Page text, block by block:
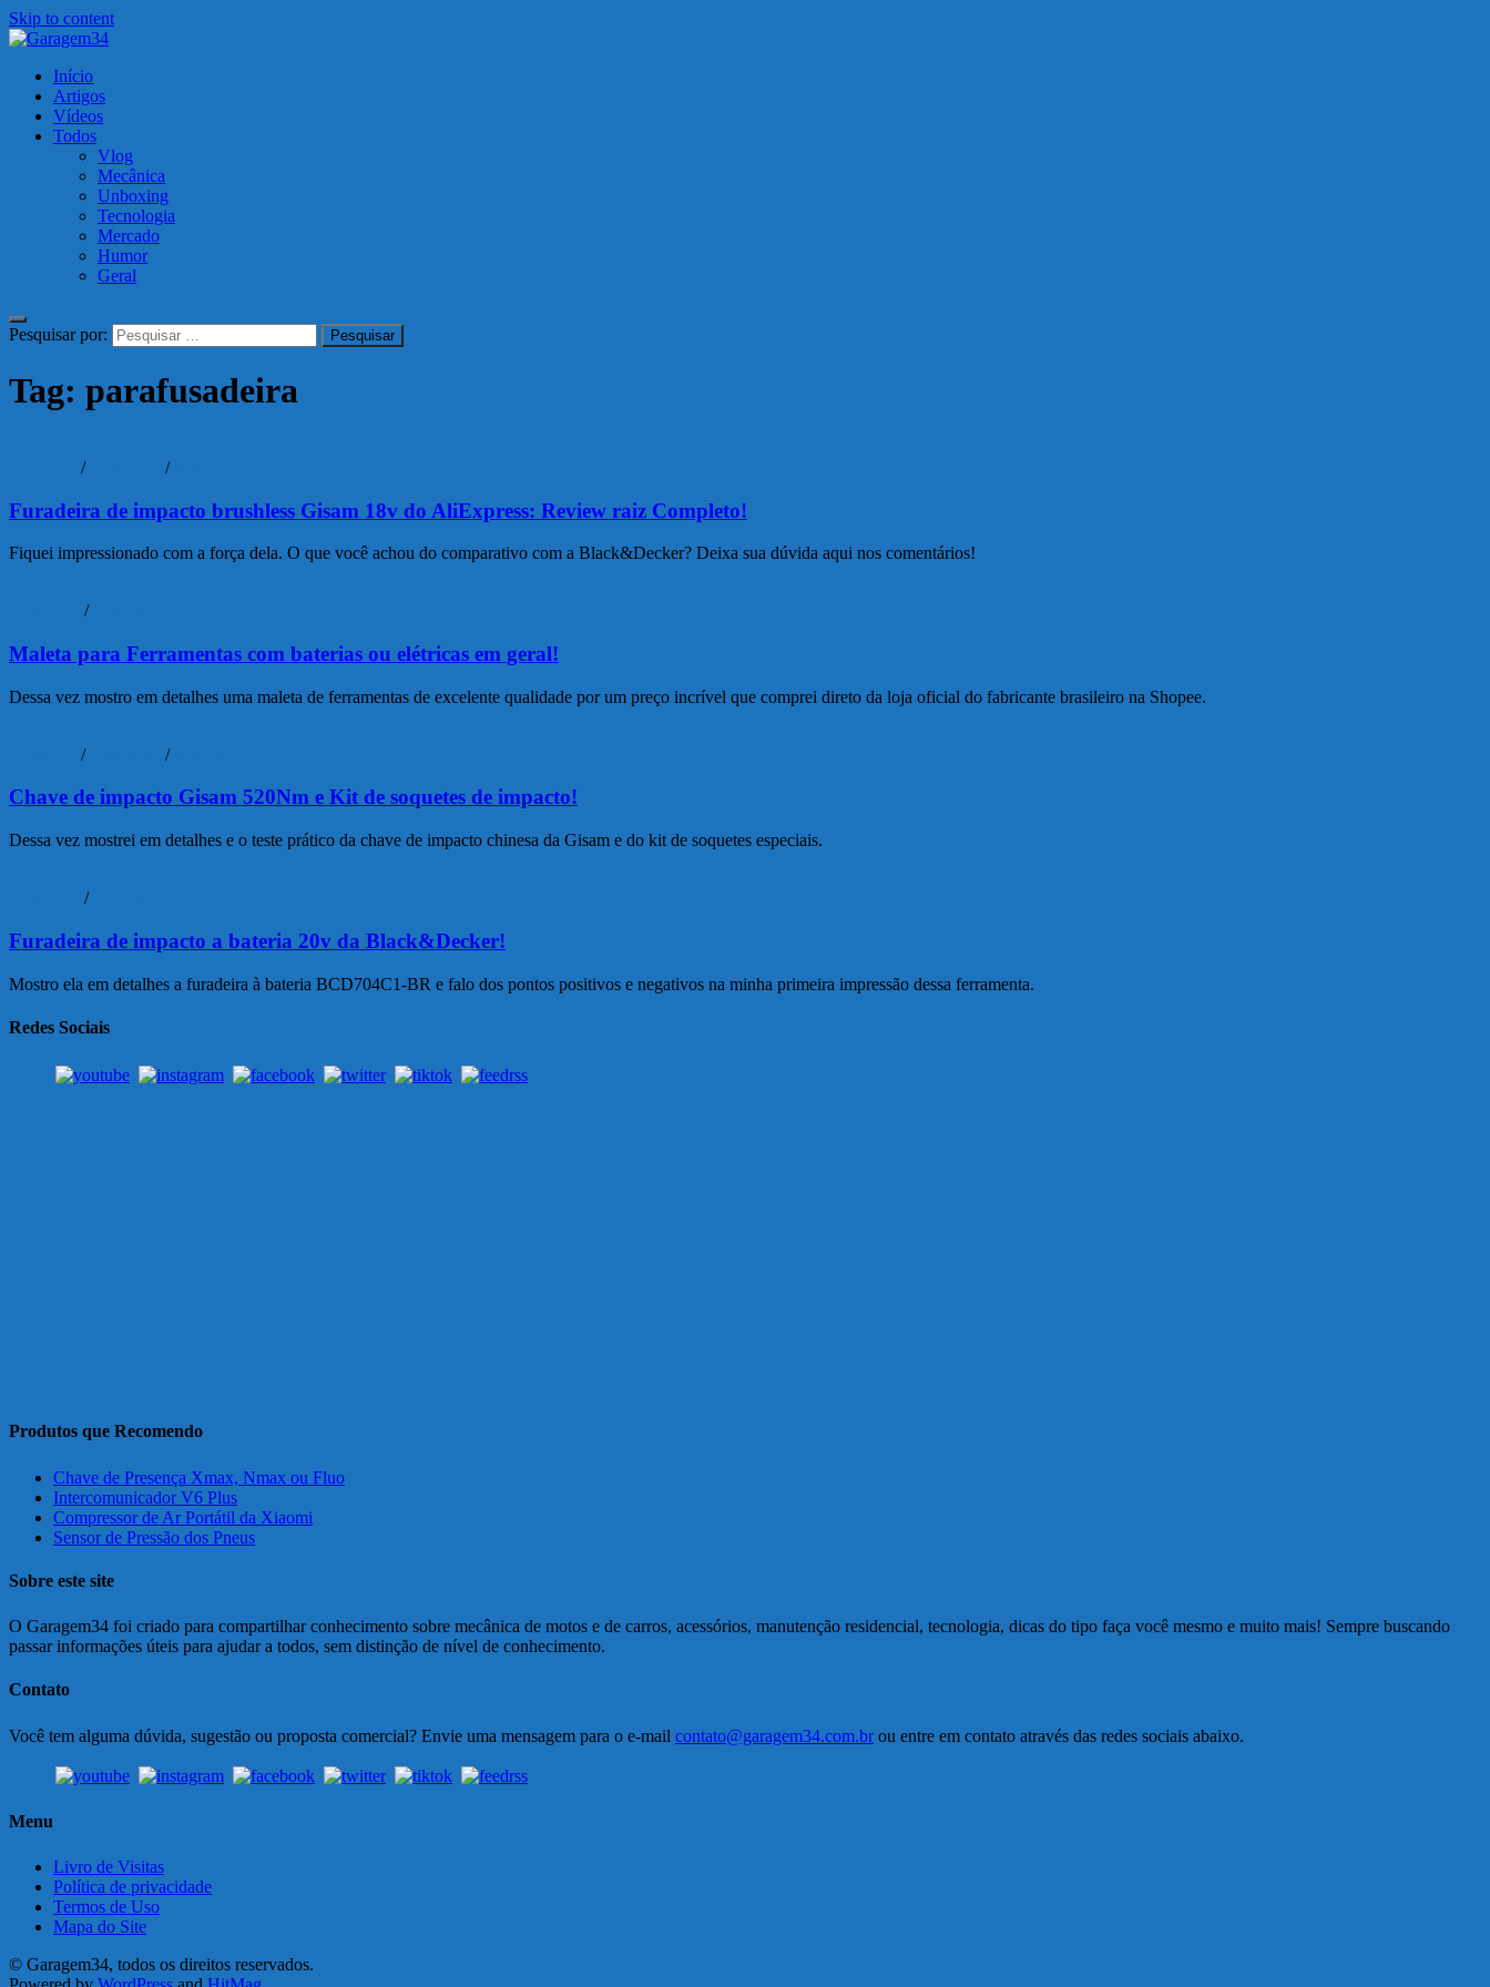
Skip to content
Garagem34
Motos, carros, tecnologia e muito mais!
Início
Artigos
Vídeos
Todos
Vlog
Mecânica
Unboxing
Tecnologia
Mercado
Humor
Geral
Pesquisar por:
Tag: parafusadeira
/ /
Furadeira de impacto brushless Gisam 18v do AliExpress: Review raiz Completo!
Fiquei impressionado com a força dela. O que você achou do comparativo com a Black&Decker? Deixa sua dúvida aqui nos comentários!
/
Maleta para Ferramentas com baterias ou elétricas em geral!
Dessa vez mostro em detalhes uma maleta de ferramentas de excelente qualidade por um preço incrível que comprei direto da loja oficial do fabricante brasileiro na Shopee.
/ /
Chave de impacto Gisam 520Nm e Kit de soquetes de impacto!
Dessa vez mostrei em detalhes e o teste prático da chave de impacto chinesa da Gisam e do kit de soquetes especiais.
/
Furadeira de impacto a bateria 20v da Black&Decker!
Mostro ela em detalhes a furadeira à bateria BCD704C1-BR e falo dos pontos positivos e negativos na minha primeira impressão dessa ferramenta.
Redes Sociais
Produtos que Recomendo
Chave de Presença Xmax, Nmax ou Fluo
Intercomunicador V6 Plus
Compressor de Ar Portátil da Xiaomi
Sensor de Pressão dos Pneus
Sobre este site
O Garagem34 foi criado para compartilhar conhecimento sobre mecânica de motos e de carros, acessórios, manutenção residencial, tecnologia, dicas do tipo faça você mesmo e muito mais! Sempre buscando
passar informações úteis para ajudar a todos, sem distinção de nível de conhecimento.
Contato
Você tem alguma dúvida, sugestão ou proposta comercial? Envie uma mensagem para o e-mail contato@garagem34.com.br ou entre em contato através das redes sociais abaixo.
Menu
Livro de Visitas
Política de privacidade
Termos de Uso
Mapa do Site
© Garagem34, todos os direitos reservados.